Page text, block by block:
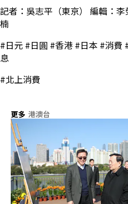
記者：吳志平（東京） 編輯：
楠
#日元 #日圓 #香港 #日本 #消費
息
#北上消費
更多 港澳台